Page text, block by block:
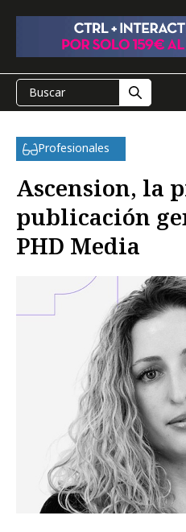
Profesionales
Ascension, la
publicación
PHD Media